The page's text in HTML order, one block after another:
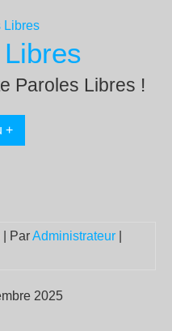
Paroles Libres !
+
| ParAdministrateur
2025